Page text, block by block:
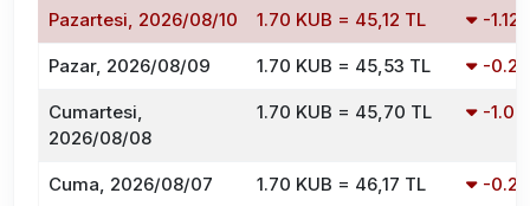
Pazartesi, 2026/08/10 1.70 KUB = 45,12 TL -
Pazar, 2026/08/09 1.70 KUB = 45,53 TL -
Cumartesi,
2026/08/08
1.70 KUB = 45,70 TL -
Cuma, 2026/08/07 1.70 KUB = 46,17 TL -